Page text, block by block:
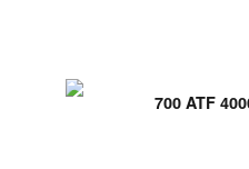
700 ATF